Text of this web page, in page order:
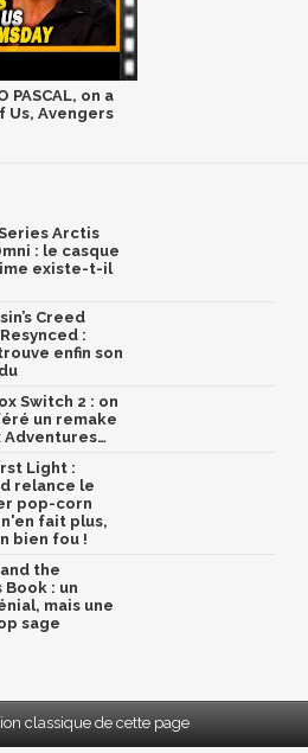
PASCAL, on a
Us, Avengers
Arctis
: le casque
existe-t-il
Creed
:
enfin son
Switch 2 : on
un remake
Adventures…
Light :
relance le
pop-corn
fait plus,
bien fou !
the
: un
mais une
sage
classique de cette page